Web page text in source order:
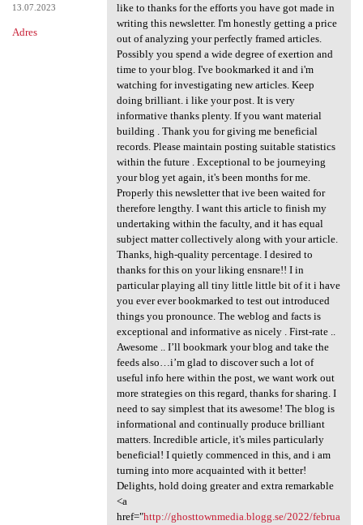
13.07.2023
Adres
like to thanks for the efforts you have got made in
writing this newsletter. I'm honestly getting a price
out of analyzing your perfectly framed articles.
Possibly you spend a wide degree of exertion and
time to your blog. I've bookmarked it and i'm
watching for investigating new articles. Keep
doing brilliant. i like your post. It is very
informative thanks plenty. If you want material
building . Thank you for giving me beneficial
records. Please maintain posting suitable statistics
within the future . Exceptional to be journeying
your blog yet again, it's been months for me.
Properly this newsletter that ive been waited for
therefore lengthy. I want this article to finish my
undertaking within the faculty, and it has equal
subject matter collectively along with your article.
Thanks, high-quality percentage. I desired to
thanks for this on your liking ensnare!! I in
particular playing all tiny little little bit of it i have
you ever ever bookmarked to test out introduced
things you pronounce. The weblog and facts is
exceptional and informative as nicely . First-rate ..
Awesome .. I’ll bookmark your blog and take the
feeds also…i’m glad to discover such a lot of
useful info here within the post, we want work out
more strategies on this regard, thanks for sharing. I
need to say simplest that its awesome! The blog is
informational and continually produce brilliant
matters. Incredible article, it's miles particularly
beneficial! I quietly commenced in this, and i am
turning into more acquainted with it better!
Delights, hold doing greater and extra remarkable
<a
href="http://ghosttownmedia.blogg.se/2022/februa